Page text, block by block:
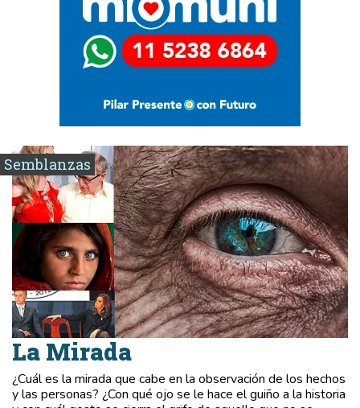
Semblanzas
La Mirada
¿Cuál es la mirada que cabe en la observación de los hechos
y las personas? ¿Con qué ojo se le hace el guiño a la historia